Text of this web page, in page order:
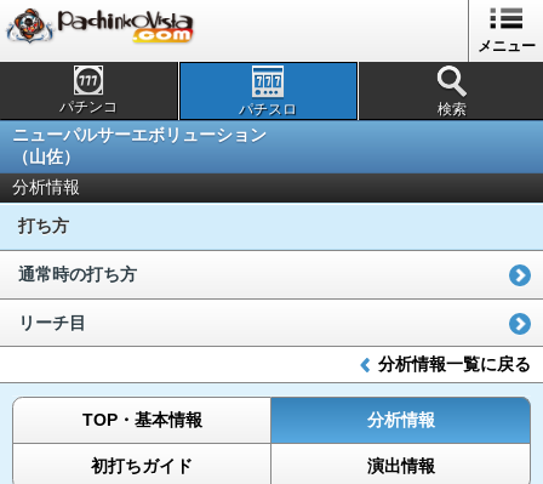
メニュー
パチンコ パチスロ 検索
ニューパルサーエボリューション
（山佐）
分析情報
打ち方
通常時の打ち方
リーチ目
分析情報一覧に戻る
TOP・基本情報 分析情報
初打ちガイド 演出情報